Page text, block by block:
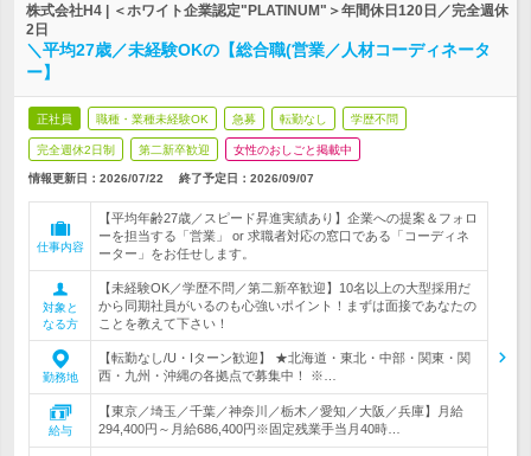
株式会社H4 | ＜ホワイト企業認定"PLATINUM"＞年間休日120日／完全週休
2日
＼平均27歳／未経験OKの【総合職(営業／人材コーディネータ
ー】
正社員 職種・業種未経験OK 急募 転勤なし 学歴不問
完全週休2日制 第二新卒歓迎 女性のおしごと掲載中
情報更新日：2026/07/22 終了予定日： 2026/09/07
仕事内容
【平均年齢27歳／スピード昇進実績あり】企業への提案＆フォロ
ーを担当する「営業」 or 求職者対応の窓口である「コーディネ
ーター」をお任せします。
対象と
なる方
【未経験OK／学歴不問／第二新卒歓迎】10名以上の大型採用だ
から同期社員がいるのも心強いポイント！まずは面接であなたの
ことを教えて下さい！
勤務地
【転勤なし/U・Iターン歓迎】 ★北海道・東北・中部・関東・関
西・九州・沖縄の各拠点で募集中！ ※…
給与
【東京／埼玉／千葉／神奈川／栃木／愛知／大阪／兵庫】月給
294,400円～月給686,400円※固定残業手当月40時…